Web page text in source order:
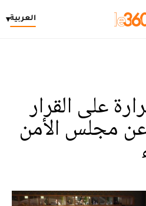
العربية▾
على القرار
عن مجلس الأمن